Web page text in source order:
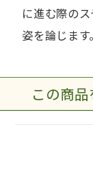
に進む際の
姿を論じます。
この商